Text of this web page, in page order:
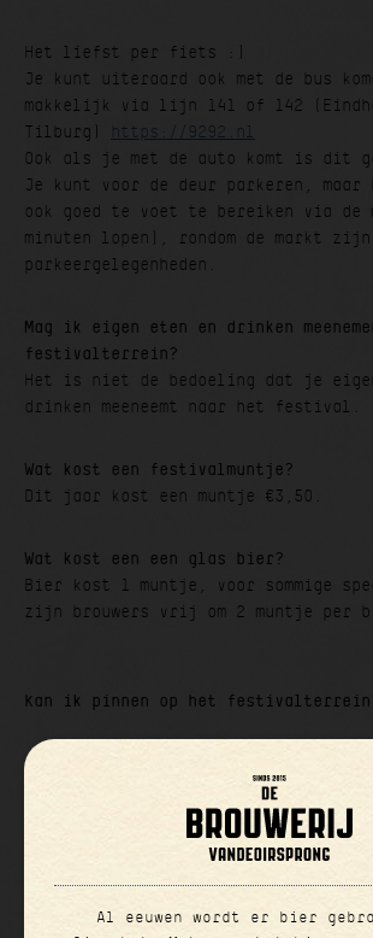
Het liefst per fiets :)
Je kunt uiteraard ook met de bus
makkelijk via lijn 141 of 142
Tilburg)
https://9292.nl
Ook als je met de auto komt is dit
Je kunt voor de deur parkeren,
ook goed te voet te bereiken via de
minuten lopen), rondom de markt
parkeergelegenheden.
Mag ik eigen eten en drinken
festivalterrein?
Het is niet de bedoeling dat je
drinken meeneemt naar het festival.
Wat kost een festivalmuntje?
Dit jaar kost een muntje €3,50.
Wat kost een een glas bier?
Bier kost 1 muntje, voor sommige
zijn brouwers vrij om 2 muntje per
Kan ik pinnen op het
Ja, dit is mogelijk bij beide
Wat kan ik eten op het festival?
Borrelhapjes als een kaasplankje
Al eeuwen wordt er bier